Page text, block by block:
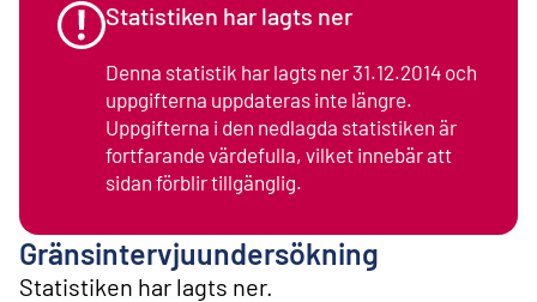
Statistiken har lagts ner
Denna statistik har lagts ner 31.12.2014 och
uppgifterna uppdateras inte längre.
Uppgifterna i den nedlagda statistiken är
fortfarande värdefulla, vilket innebär att
sidan förblir tillgänglig.
Gränsintervjuundersökning
Statistiken har lagts ner.